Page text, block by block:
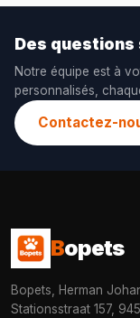
Des questions
Notre équipe est à
personnalisés,
Contactez-
Bopets
Bopets, Herman
Stationsstraat 157,